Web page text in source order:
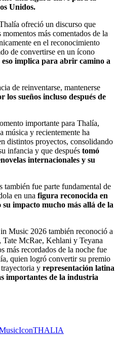
Unidos.
ofreció un discurso que
más comentados de la
en el reconocimiento
de convertirse en un ícono
implica para abrir camino a
de reinventarse, mantenerse
los sueños incluso después de
importante para Thalía,
música y recientemente ha
distintos proyectos, consolidando
infancia y que después tomó
internacionales y su
también fue parte fundamental de
en una figura reconocida en
impacto mucho más allá de la
Music 2026 también reconoció a
Tate McRae, Kehlani y Teyana
más recordados de la noche fue
quien logró convertir su premio
y representación latina
importantes de la industria
IconTHALIA